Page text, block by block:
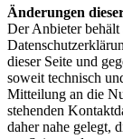
Änderungen
Der Anbieter behält
dieser Seite und
soweit technisch
Mitteilung an die
stehenden
daher nahe gelegt,